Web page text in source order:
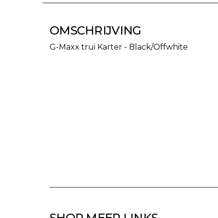
OMSCHRIJVING
G-Maxx trui Karter - Black/Offwhite